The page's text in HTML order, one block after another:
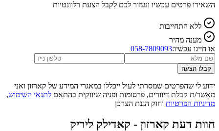
השאירו פרטים עכשיו ונעזור לכם לקבל הצעת רלוונטיות
ללא התחייבות
מענה מהיר
או חייגו עכשיו:058-7809093
קבלו הצעה
ידוע לי שהפרטים שמסרתי לעיל ייכללו במאגרי המידע של קארזון ואני
מאשר/ת קבלת דיוורים, פרסומות ופניה שיווקית בהתאם לתנאי השימוש,
מדיניות הפרטיות וחוק הגנת הצרכן
חוות דעת קארזון - קאדילק ליריק